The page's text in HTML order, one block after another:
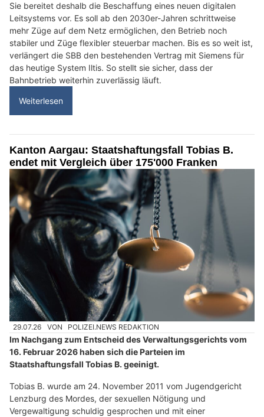
Sie bereitet deshalb die Beschaffung eines neuen digitalen
Leitsystems vor. Es soll ab den 2030er-Jahren schrittweise
mehr Züge auf dem Netz ermöglichen, den Betrieb noch
stabiler und Züge flexibler steuerbar machen. Bis es so weit ist,
verlängert die SBB den bestehenden Vertrag mit Siemens für
das heutige System Iltis. So stellt sie sicher, dass der
Bahnbetrieb weiterhin zuverlässig läuft.
Weiterlesen
Kanton Aargau: Staatshaftungsfall Tobias B.
endet mit Vergleich über 175'000 Franken
29.07.26 VON POLIZEI.NEWS REDAKTION
Im Nachgang zum Entscheid des Verwaltungsgerichts vom
16. Februar 2026 haben sich die Parteien im
Staatshaftungsfall Tobias B. geeinigt.
Tobias B. wurde am 24. November 2011 vom Jugendgericht
Lenzburg des Mordes, der sexuellen Nötigung und
Vergewaltigung schuldig gesprochen und mit einer